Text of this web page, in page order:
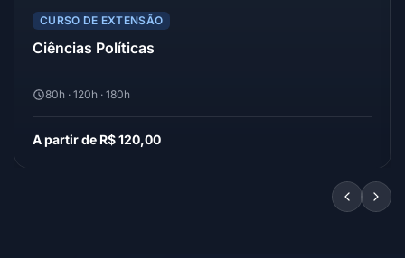
CURSO DE EXTENSÃO
Ciências Políticas
80h · 120h · 180h
A partir de R$ 120,00